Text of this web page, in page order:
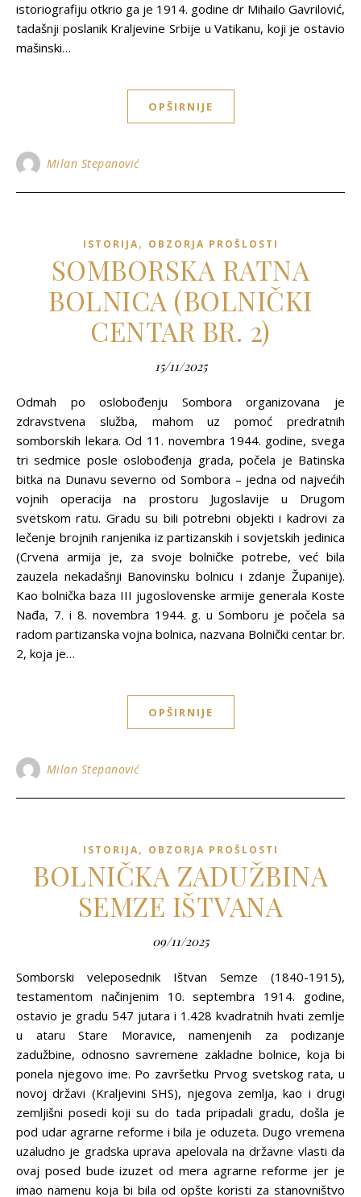
istoriografiju otkrio ga je 1914. godine dr Mihailo Gavrilović,
tadašnji poslanik Kraljevine Srbije u Vatikanu, koji je ostavio
mašinski…
OPŠIRNIJE
Milan Stepanović
ISTORIJA, OBZORJA PROŠLOSTI
SOMBORSKA RATNA
BOLNICA (BOLNIČKI
CENTAR BR. 2)
15/11/2025
Odmah po oslobođenju Sombora organizovana je
zdravstvena služba, mahom uz pomoć predratnih
somborskih lekara. Od 11. novembra 1944. godine, svega
tri sedmice posle oslobođenja grada, počela je Batinska
bitka na Dunavu severno od Sombora – jedna od najvećih
vojnih operacija na prostoru Jugoslavije u Drugom
svetskom ratu. Gradu su bili potrebni objekti i kadrovi za
lečenje brojnih ranjenika iz partizanskih i sovjetskih jedinica
(Crvena armija je, za svoje bolničke potrebe, već bila
zauzela nekadašnji Banovinsku bolnicu i zdanje Županije).
Kao bolnička baza III jugoslovenske armije generala Koste
Nađa, 7. i 8. novembra 1944. g. u Somboru je počela sa
radom partizanska vojna bolnica, nazvana Bolnički centar br.
2, koja je…
OPŠIRNIJE
Milan Stepanović
ISTORIJA, OBZORJA PROŠLOSTI
BOLNIČKA ZADUŽBINA
SEMZE IŠTVANA
09/11/2025
Somborski veleposednik Ištvan Semze (1840-1915),
testamentom načinjenim 10. septembra 1914. godine,
ostavio je gradu 547 jutara i 1.428 kvadratnih hvati zemlje
u ataru Stare Moravice, namenjenih za podizanje
zadužbine, odnosno savremene zakladne bolnice, koja bi
ponela njegovo ime. Po završetku Prvog svetskog rata, u
novoj državi (Kraljevini SHS), njegova zemlja, kao i drugi
zemljišni posedi koji su do tada pripadali gradu, došla je
pod udar agrarne reforme i bila je oduzeta. Dugo vremena
uzaludno je gradska uprava apelovala na državne vlasti da
ovaj posed bude izuzet od mera agrarne reforme jer je
imao namenu koja bi bila od opšte koristi za stanovništvo